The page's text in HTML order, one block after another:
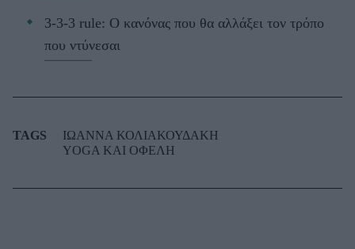
3-3-3 rule: Ο κανόνας που θα αλλάξει τον τρόπο
που ντύνεσαι
TAGS
ΙΩΑΝΝΑ ΚΟΛΙΑΚΟΥΔΑΚΗ
YOGA ΚΑΙ ΟΦΕΛΗ